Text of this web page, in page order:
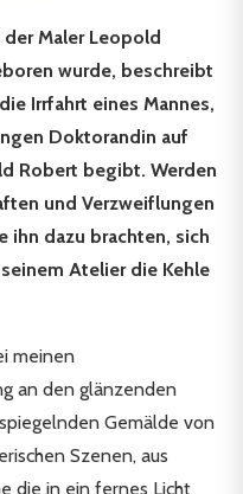
Maler Leopold
wurde, beschreibt
Irrfahrt eines Mannes,
Doktorandin auf
Robert begibt. Werden
und Verzweiflungen
ihn dazu brachten, sich
Atelier die Kehle
meinen
an den glänzenden
Gemälde von
Szenen, aus
die in ein fernes Licht